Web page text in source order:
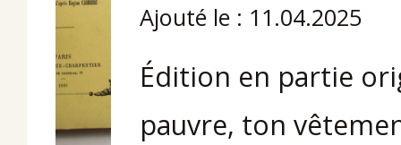
Ajouté le : 11.04.2025
Édition en partie
pauvre, ton